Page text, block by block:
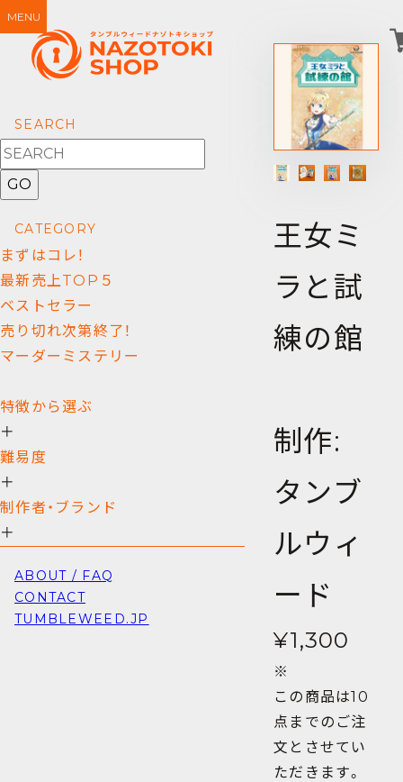
MENU
SEARCH
GO
CATEGORY
まずはコレ！
最新売上TOP５
ベストセラー
売り切れ次第終了！
マーダーミステリー
特徴から選ぶ
＋
難易度
＋
制作者・ブランド
＋
ABOUT / FAQ
CONTACT
TUMBLEWEED.JP
王女ミ
ラと試
練の館
制作:
タンブ
ルウィ
ード
¥1,300
※
この商品は10
点までのご注
文とさせてい
ただきます。